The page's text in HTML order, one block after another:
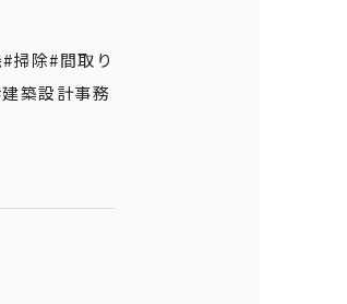
#掃除#間取り
築設計事務